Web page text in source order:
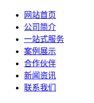
网站首页
公司简介
一站式服务
案例展示
合作伙伴
新闻资讯
联系我们